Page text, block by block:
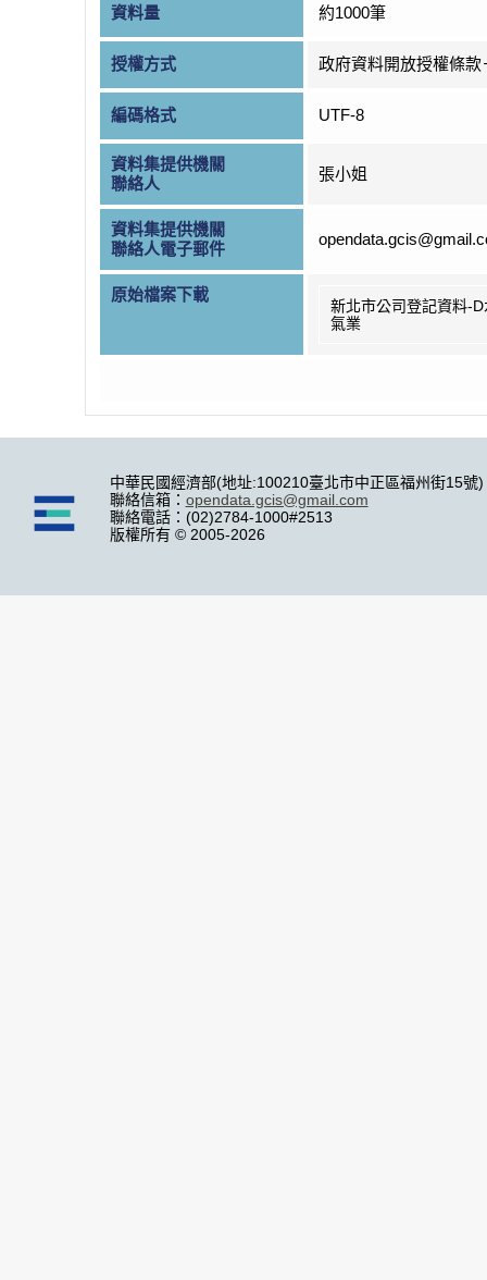
資料量 約1000筆
授權方式 政府資料開放授權條款
編碼格式 UTF-8
資料集提供機關
聯絡人
張小姐
資料集提供機關
聯絡人電子郵件
原始檔案下載
新北市公司登記資料-
氣業
中華民國經濟部(地址:100210臺北市中正區福州街15號)
聯絡信箱： opendata.gcis@gmail.com
聯絡電話：(02)2784-1000#2513
版權所有 © 2005-2026